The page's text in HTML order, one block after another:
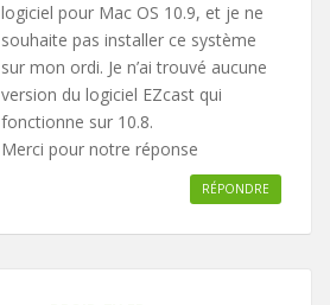
logiciel pour Mac OS 10.9, et je ne
souhaite pas installer ce système
sur mon ordi. Je n’ai trouvé aucune
version du logiciel EZcast qui
fonctionne sur 10.8.
Merci pour notre réponse
RÉPONDRE